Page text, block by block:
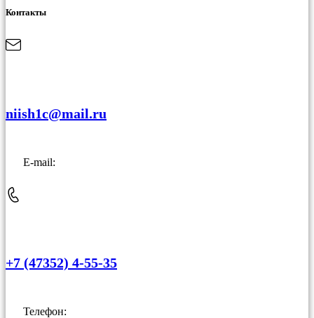
Контакты
niish1c@mail.ru
E-mail:
+7 (47352) 4-55-35
Телефон: